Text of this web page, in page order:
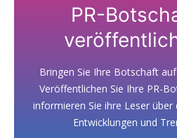
PR-
Bringen Sie Ihre Botschaft
Veröffentlichen Sie Ihre PR-
informieren Sie ihre Leser über
Entwicklungen und